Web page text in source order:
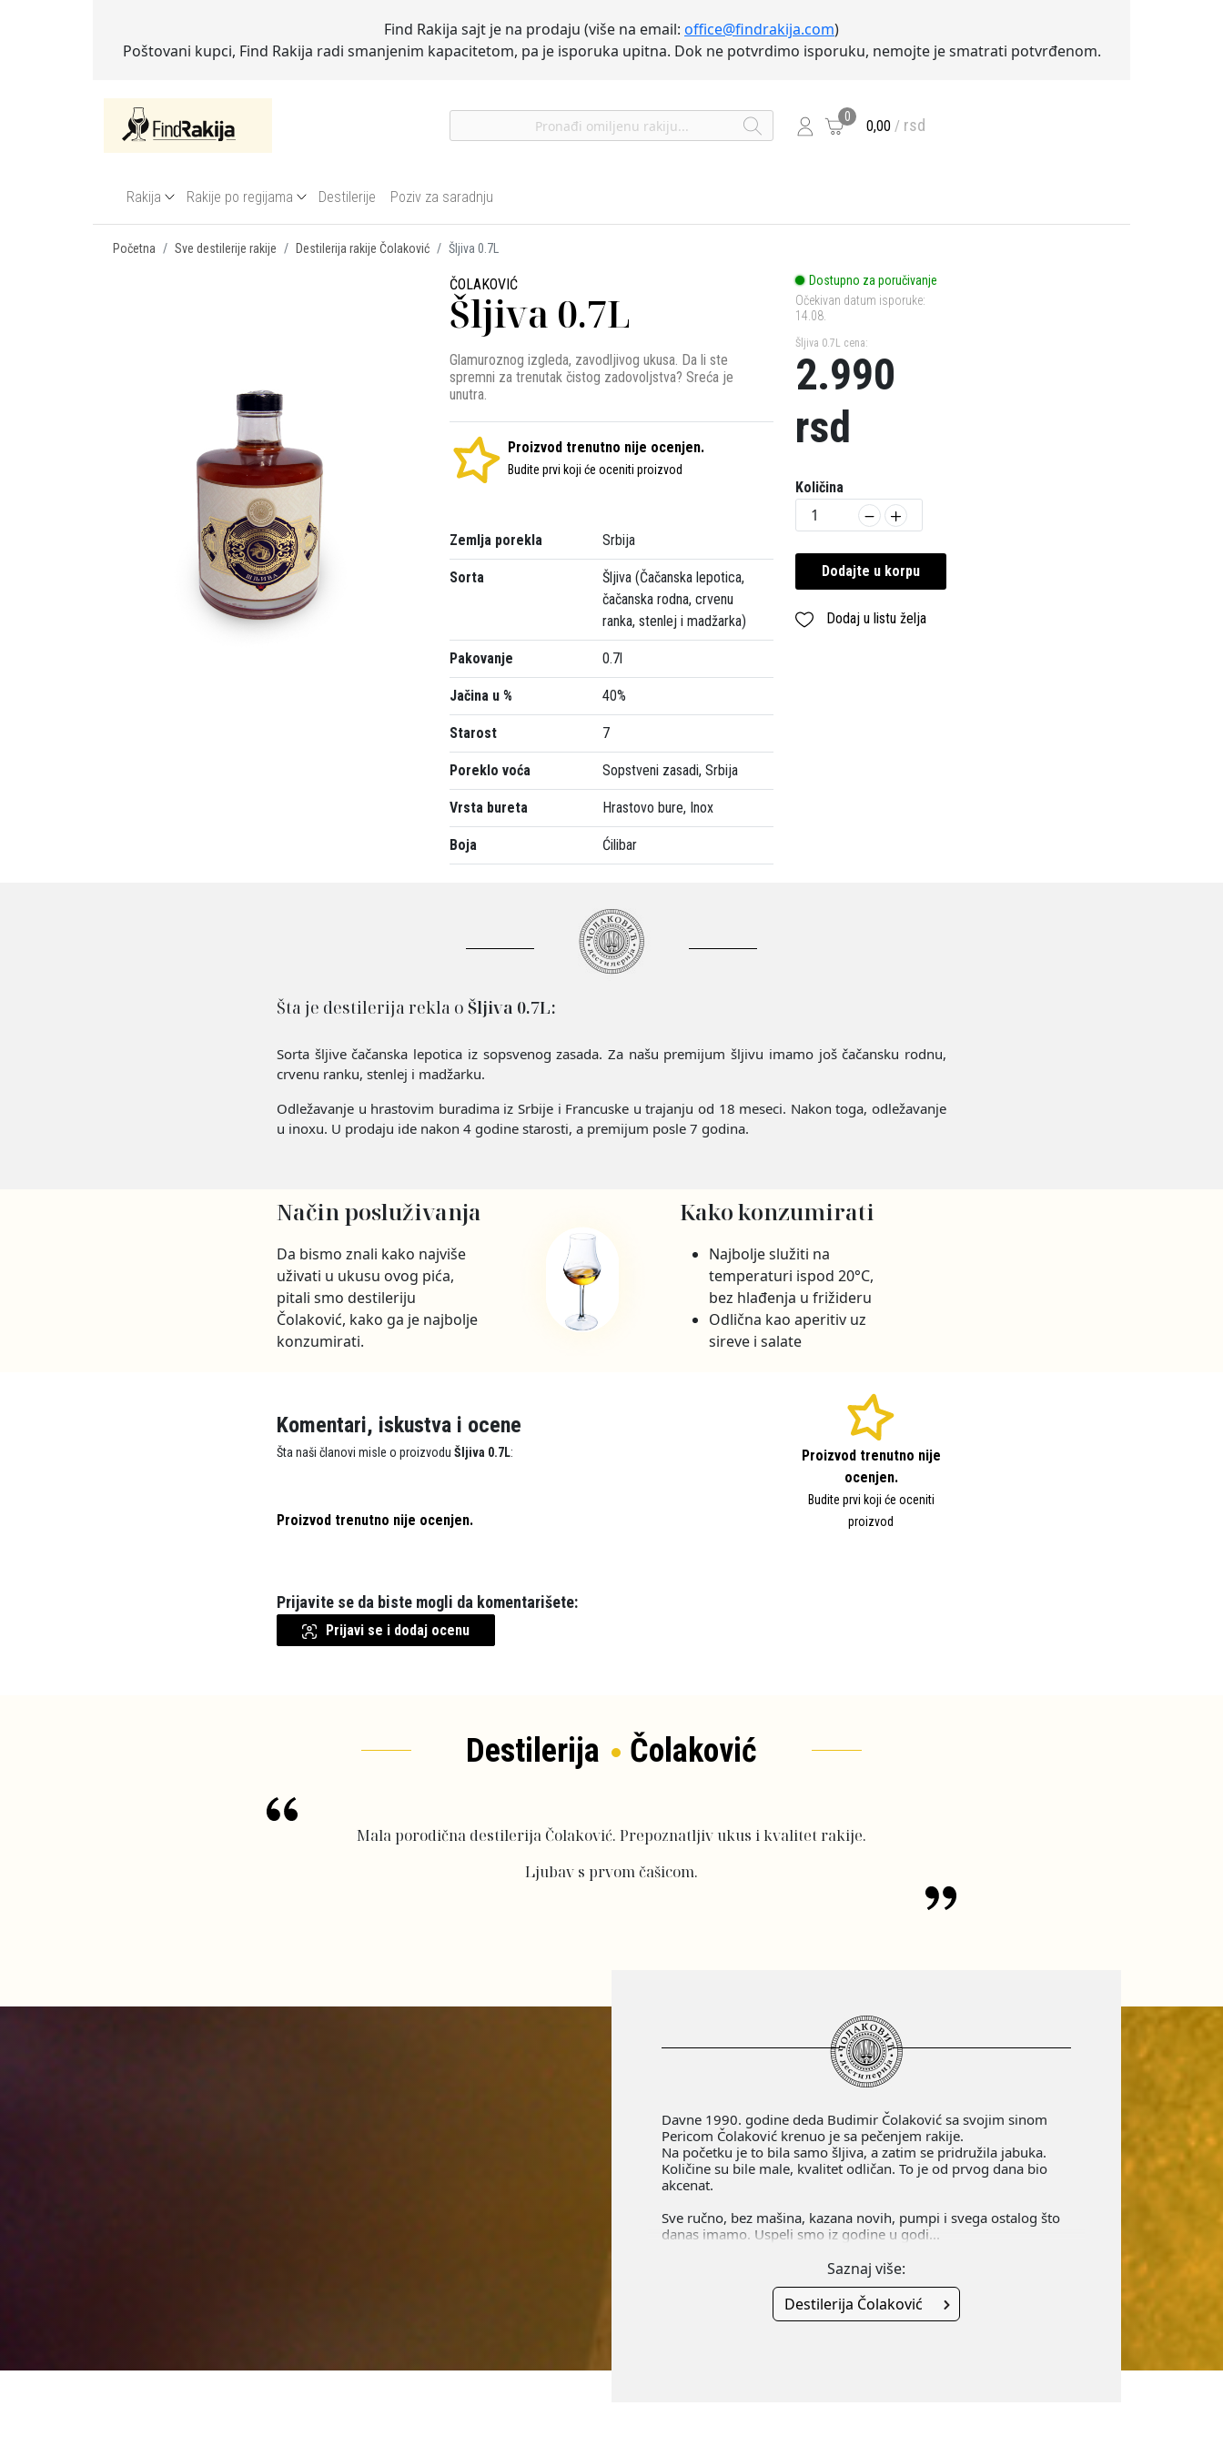
Find Rakija sajt je na prodaju (više na email: office@findrakija.com)
Poštovani kupci, Find Rakija radi smanjenim kapacitetom, pa je isporuka upitna. Dok ne potvrdimo isporuku, nemojte je smatrati potvrđenom.
0
0,00 rsd
Rakija Rakije po regijama Destilerije Poziv za saradnju
Početna Sve destilerije rakije Destilerija rakije Čolaković Šljiva 0.7L
ČOLAKOVIĆ
Šljiva 0.7L
Glamuroznog izgleda, zavodljivog ukusa. Da li ste
spremni za trenutak čistog zadovoljstva? Sreća je
unutra.
Proizvod trenutno nije ocenjen.
Budite prvi koji će oceniti proizvod
Zemlja porekla Srbija
Sorta
Šljiva (Čačanska lepotica,
čačanska rodna, crvenu
ranka, stenlej i madžarka)
Pakovanje 0.7l
Jačina u % 40%
Starost 7
Poreklo voća Sopstveni zasadi, Srbija
Vrsta bureta Hrastovo bure, Inox
Boja Ćilibar
Dostupno za poručivanje
Očekivan datum isporuke:
14.08.
Šljiva 0.7L cena:
2.990
rsd
Količina
Dodajte u korpu
Dodaj u listu želja
Šta je destilerija rekla o Šljiva 0.7L:
Sorta šljive čačanska lepotica iz sopsvenog zasada. Za našu premijum šljivu imamo još čačansku rodnu,
crvenu ranku, stenlej i madžarku.
Odležavanje u hrastovim buradima iz Srbije i Francuske u trajanju od 18 meseci. Nakon toga, odležavanje
u inoxu. U prodaju ide nakon 4 godine starosti, a premijum posle 7 godina.
Način posluživanja
Da bismo znali kako najviše
uživati u ukusu ovog pića,
pitali smo destileriju
Čolaković, kako ga je najbolje
konzumirati.
Kako konzumirati
Najbolje služiti na
temperaturi ispod 20°C,
bez hlađenja u frižideru
Odlična kao aperitiv uz
sireve i salate
Komentari, iskustva i ocene
Šta naši članovi misle o proizvodu Šljiva 0.7L:
Proizvod trenutno nije ocenjen.
Prijavite se da biste mogli da komentarišete:
Prijavi se i dodaj ocenu
Proizvod trenutno nije
ocenjen.
Budite prvi koji će oceniti
proizvod
Destilerija Čolaković
Mala porodična destilerija Čolaković. Prepoznatljiv ukus i kvalitet rakije.
Ljubav s prvom čašicom.
Davne 1990. godine deda Budimir Čolaković sa svojim sinom
Pericom Čolaković krenuo je sa pečenjem rakije.
Na početku je to bila samo šljiva, a zatim se pridružila jabuka.
Količine su bile male, kvalitet odličan. To je od prvog dana bio
akcenat.
Sve ručno, bez mašina, kazana novih, pumpi i svega ostalog što
danas imamo. Uspeli smo iz godine u godi...
Saznaj više:
Destilerija Čolaković